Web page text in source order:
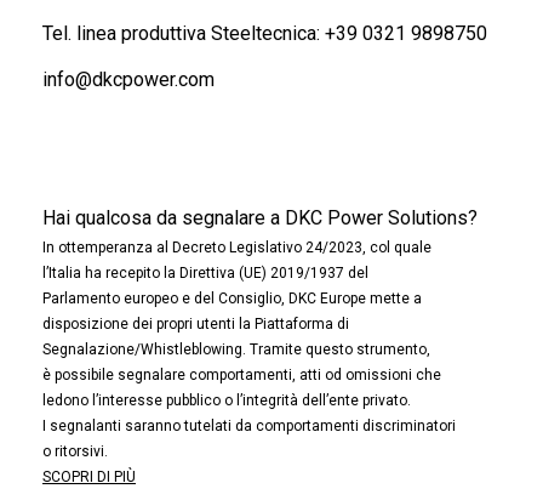
Tel. linea produttiva Steeltecnica: +39 0321 9898750
info@dkcpower.com
Hai qualcosa da segnalare a DKC Power Solutions?
In ottemperanza al Decreto Legislativo 24/2023, col quale
l’Italia ha recepito la Direttiva (UE) 2019/1937 del
Parlamento europeo e del Consiglio, DKC Europe mette a
disposizione dei propri utenti la Piattaforma di
Segnalazione/Whistleblowing. Tramite questo strumento,
è possibile segnalare comportamenti, atti od omissioni che
ledono l’interesse pubblico o l’integrità dell’ente privato.
I segnalanti saranno tutelati da comportamenti discriminatori
o ritorsivi.
SCOPRI DI PIÙ